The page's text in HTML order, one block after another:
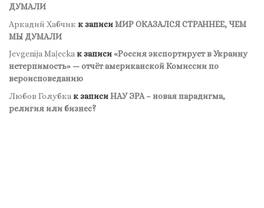
ДУМАЛИ
Аркадий Хабчик к записиМИР ОКАЗАЛСЯ СТРАННЕЕ, ЧЕМ
МЫ ДУМАЛИ
Jevgenija Maļeckaк записи«Россия экспортирует в Украину
нетерпимость» — отчёт американской Комиссии по
вероисповеданию
Любов Голубка к записиНАУ ЭРА – новая парадигма,
религия или бизнес?